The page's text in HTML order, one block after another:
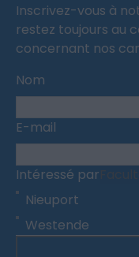
Inscrivez-vous à
restez toujours au
concernant nos
Nom
E-mail
Intéressé par
Nieuport
Westende